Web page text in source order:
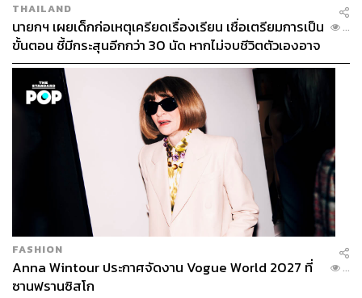
THAILAND
นายกฯ เผยเด็กก่อเหตุเครียดเรื่องเรียน เชื่อเตรียมการเป็น
ขั้นตอน ชี้มีกระสุนอีกกว่า 30 นัด หากไม่จบชีวิตตัวเองอาจ
สูญเสียเพิ่ม
...
FASHION
Anna Wintour ประกาศจัดงาน Vogue World 2027 ที่
ซานฟรานซิสโก
...